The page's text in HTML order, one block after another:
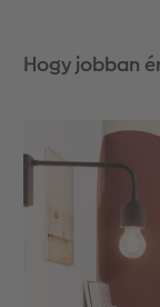
Hogy jobban